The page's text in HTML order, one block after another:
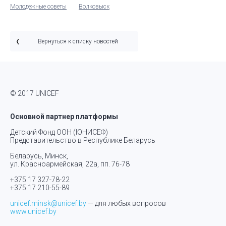
Молодежные советы Волковыск
Вернуться к списку новостей
© 2017 UNICEF
Основной партнер платформы
Детский Фонд ООН (ЮНИСЕФ)
Представительство в Республике Беларусь
Беларусь, Минск,
ул. Красноармейская, 22а, пп. 76-78
+375 17 327-78-22
+375 17 210-55-89
unicef.minsk@unicef.by — для любых вопросов
www.unicef.by